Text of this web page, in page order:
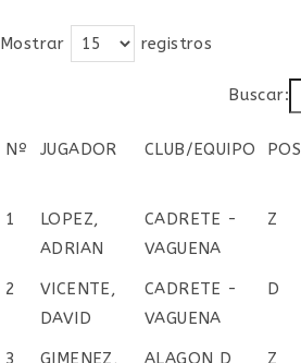
entrada:
Mostrar registros
Buscar:
Nº JUGADOR CLUB/EQUIPO POS
Nº
JUGADOR CLUB/EQUIPO POS
1
LOPEZ,
ADRIAN
CADRETE -
VAGUENA
Z
2
VICENTE,
DAVID
CADRETE -
VAGUENA
D
3
GIMENEZ,
ALAGON D Z